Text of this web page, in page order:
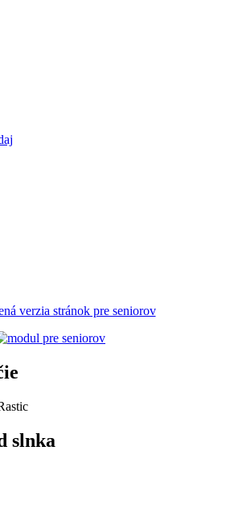
verzia stránok pre seniorov
slnka